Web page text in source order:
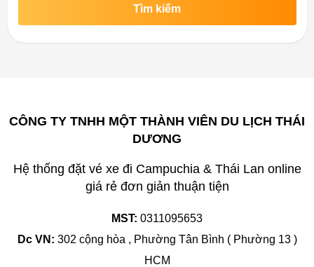
Tìm kiếm
CÔNG TY TNHH MỘT THÀNH VIÊN DU LỊCH THÁI
DƯƠNG
Hệ thống đặt vé xe đi Campuchia & Thái Lan online
giá rẻ đơn giản thuận tiện
MST: 0311095653
Dc VN: 302 cộng hòa , Phường Tân Bình ( Phường 13 )
HCM